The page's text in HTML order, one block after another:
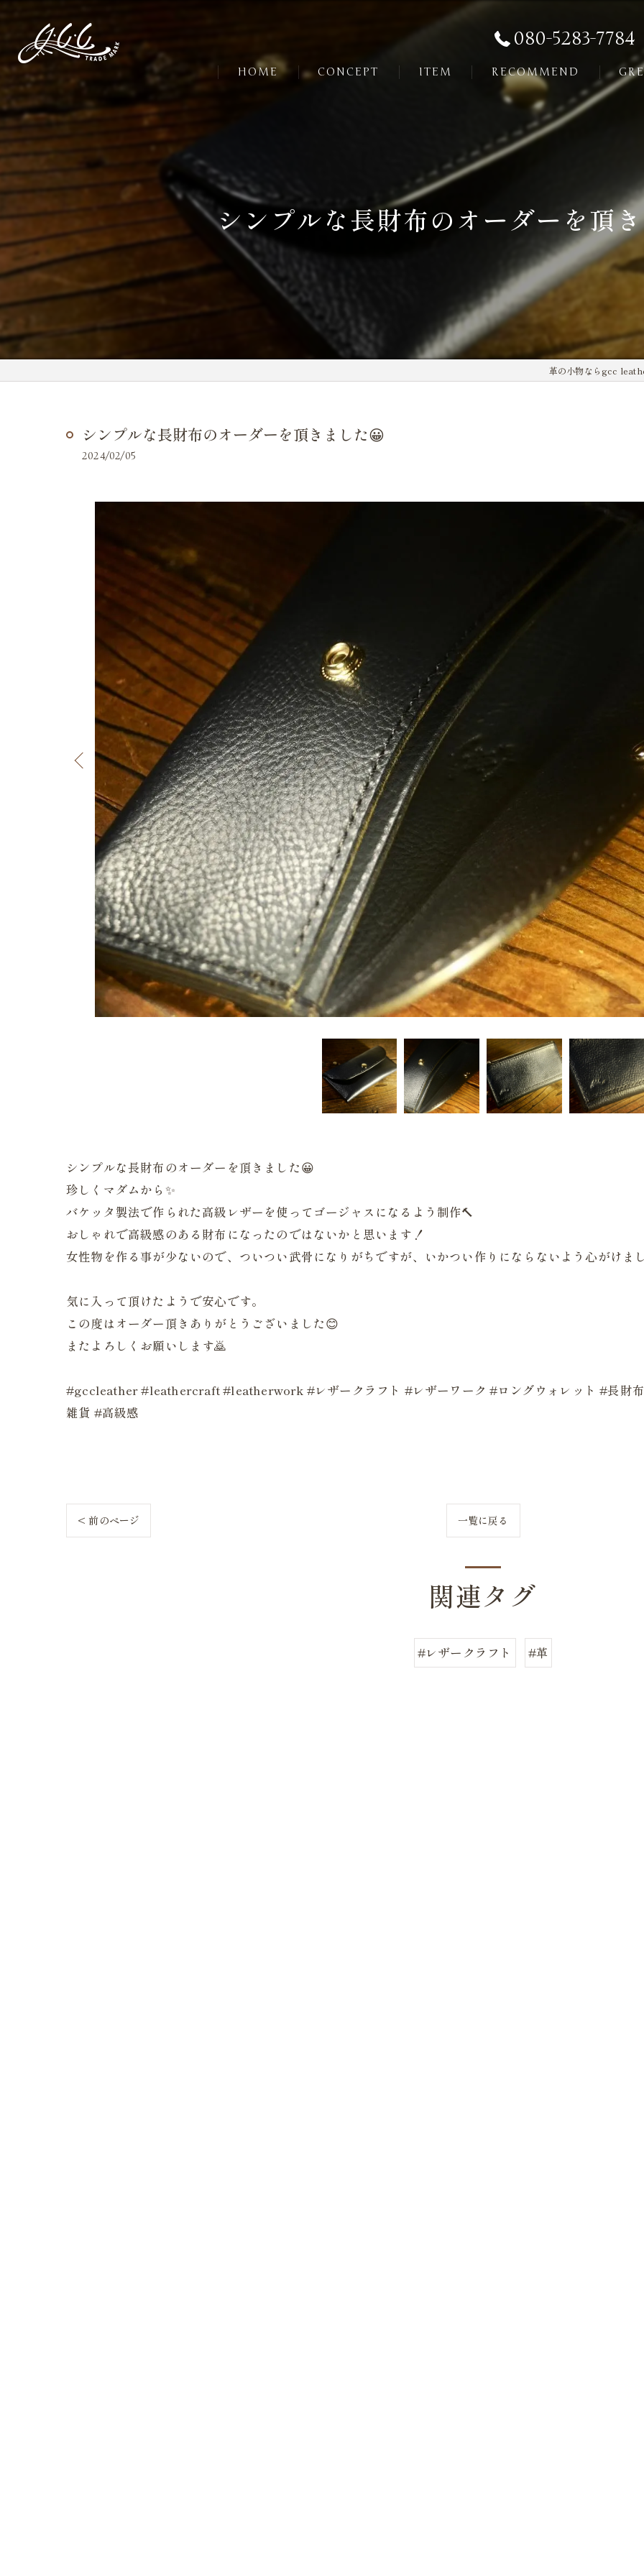
080-5283-7784
HOME CONCEPT ITEM RECOMMEND
シンプルな長財布のオーダーを頂
革の小物ならgcc
シンプルな長財布のオーダーを頂きました😀
2024/02/05
シンプルな長財布のオーダーを頂きました😀
珍しくマダムから✨
バケッタ製法で作られた高級レザーを使ってゴージャスになるよう制作🔨
おしゃれで高級感のある財布になったのではないかと思います！
女性物を作る事が少ないので、ついつい武骨になりがちですが、いかつい作りにならないよう心がけま
気に入って頂けたようで安心です。
この度はオーダー頂きありがとうございました😊
またよろしくお願いします🙇
#gccleather #leathercraft #leatherwork #レザークラフト #レザーワーク #ロングウォレット #長財
雑貨 #高級感
< 前のページ 一覧に戻る
関連タグ
#レザークラフト #革